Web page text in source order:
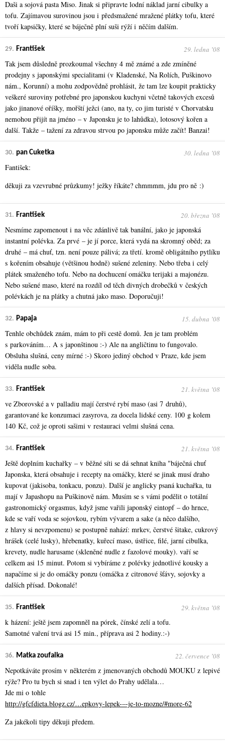
Daši a sojová pasta Miso. Jinak si připravte lodní náklad jarní cibulky a
tofu. Zajímavou surovinou jsou i předsmažené mražené plátky tofu, které
tvoří kapsičky, které se báječně plní suši rýží i něčím dalším.
29. František 29. ledna ʼ08
Tak jsem důsledně prozkoumal všechny 4 mě známé a zde zmíněné
prodejny s japonskými specialitami (v Kladenské, Na Rolích, Puškinovo
nám., Korunní) a mohu zodpovědně prohlásit, že tam lze koupit prakticky
veškeré suroviny potřebné pro japonskou kuchyni včetně takových excesů
jako jinanové oříšky, mořští ježci (ano, na ty, co jim turisté v Chorvatsku
nemohou přijít na jméno – v Japonsku je to lahůdka), lotosový kořen a
další. Takže – tažení za zdravou strvou po japonsku může začít! Banzai!
30. pan Cuketka 30. ledna ʼ08
Fantišek:
děkuji za vzevrubné průzkumy! ježky říkáte? chmmmm, jdu pro ně :)
31. František 20. března ʼ08
Nesmíme zapomenout i na věc zdánlivě tak banální, jako je japonská
instantní polévka. Za prvé – je jí porce, která vydá na skromný oběd; za
druhé – má chuť, tzn. není pouze pálivá; za třetí. kromě obligátního pytlíku
s kořením obsahuje (většinou hodně) sušené zeleniny. Nebo třeba i celý
plátek smaženého tofu. Nebo na dochucení omáčku terijaki a majonézu.
Nebo sušené maso, které na rozdíl od těch divných drobečků v českých
polévkách je na plátky a chutná jako maso. Doporučuji!
32. Papaja 15. dubna ʼ08
Tenhle obchůdek znám, mám to při cestě domů. Jen je tam problém
s parkováním… A s japonštinou :-) Ale na angličtinu to fungovalo.
Obsluha slušná, ceny mírné :-) Skoro jediný obchod v Praze, kde jsem
viděla nudle soba.
33. František 21. května ʼ08
ve Zborovské a v palladiu mají čerstvé rybí maso (asi 7 druhů),
garantované ke konzumaci zasyrova, za docela lidské ceny. 100 g kolem
140 Kč, což je oproti sašimi v restauraci velmi slušná cena.
34. František 21. května ʼ08
Ještě doplním kuchařky – v běžné síti se dá sehnat kniha "báječná chuť
Japonska, která obsahuje i recepty na omáčky, které se jinak musí draho
kupovat (jakisoba, tonkacu, ponzu). Další je anglicky psaná kuchařka, tu
mají v Japashopu na Puškinově nám. Musím se s vámi podělit o totální
gastronomický orgasmus, když jsme vařili japonský eintopf – do hrnce,
kde se vaří voda se sojovkou, rybím vývarem a sake (a něco dalšího,
z hlavy si nevzpomenu) se postupně nahází: mrkev, čerstvé šitake, cukrový
hrášek (celé lusky), hřebenatky, kuřecí maso, ústřice, filé, jarní cibulka,
krevety, nudle harusame (skleněné nudle z fazolové mouky). vaří se
celkem asi 15 minut. Potom si vybíráme z polévky jednotlivé kousky a
napačíme si je do omáčky ponzu (omáčka z citronové šťávy, sojovky a
dalších přísad. Dokonalé!
35. František 29. května ʼ08
k házení: ještě jsem zapomněl na pórek, čínské zelí a tofu.
Samotné vaření trvá asi 15 min., příprava asi 2 hodiny.:-)
36. Matka zoufalka 22. července ʼ08
Nepotkáváte prosím v některém z jmenovaných obchodů MOUKU z lepivé
rýže? Pro tu bych si snad i ten výlet do Prahy udělala…
Jde mi o tohle
http://gfcfdieta.blogz.cz/…epkovy-lepek-–-je-to-mozne/#more-62
Za jakékoli tipy děkuji předem.